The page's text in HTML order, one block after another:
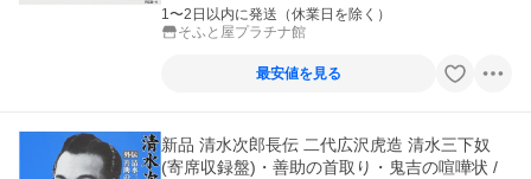
1〜2日以内に発送（休業日を除く）
そふと屋プラチナ館
最安値を見る
新品 清水次郎長伝 二代広沢虎造 清水三下奴
(寄席収録盤)・善助の首取り・鬼吉の喧嘩状 /